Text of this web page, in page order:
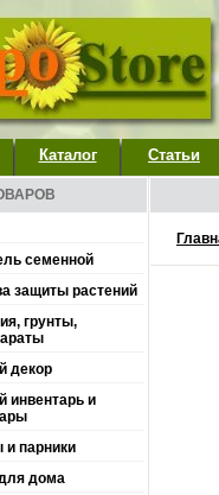
Каталог Статьи
семенной
защиты растений
грунты,
декор
инвентарь и
и парники
дома